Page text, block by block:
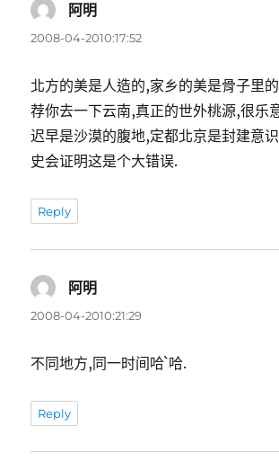
阿明
示:
2008-04-2010:17:52
北方的美是人造的,家乡的美是骨子里
荐你去一下云南,真正的世外桃源,很乐
迟早是沙漠的腹地,定都北京是封建意
史会证明这是个大错误.
Reply
阿明
示:
2008-04-2010:21:29
不同地方,同一时间哈`哈.
Reply